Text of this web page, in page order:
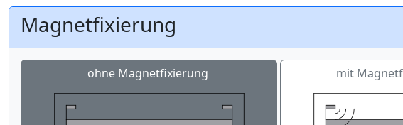
Magnetfixierung
ohne Magnetfixierung mit